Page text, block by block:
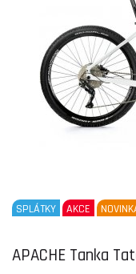
SPLÁTKY AKCE
APACHE Tanka